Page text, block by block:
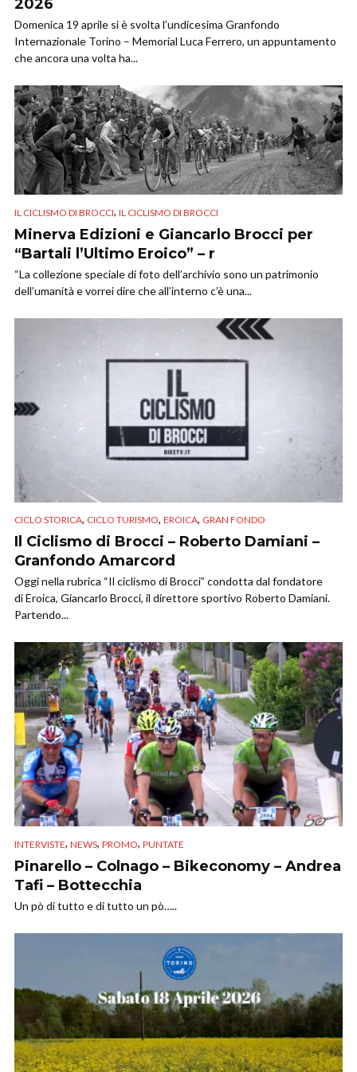
2026
Domenica 19 aprile si è svolta l’undicesima Granfondo
Internazionale Torino – Memorial Luca Ferrero, un appuntamento
che ancora una volta ha...
IL CICLISMO DI BROCCI, IL CICLISMO DI BROCCI
Minerva Edizioni e Giancarlo Brocci per
“Bartali l’Ultimo Eroico” – r
“La collezione speciale di foto dell’archivio sono un patrimonio
dell’umanità e vorrei dire che all’interno c’è una...
CICLO STORICA, CICLO TURISMO, EROICA, GRAN FONDO
Il Ciclismo di Brocci – Roberto Damiani –
Granfondo Amarcord
Oggi nella rubrica “Il ciclismo di Brocci” condotta dal fondatore
di Eroica, Giancarlo Brocci, il direttore sportivo Roberto Damiani.
Partendo...
INTERVISTE, NEWS, PROMO, PUNTATE
Pinarello – Colnago – Bikeconomy – Andrea
Tafi – Bottecchia
Un pò di tutto e di tutto un pò…..